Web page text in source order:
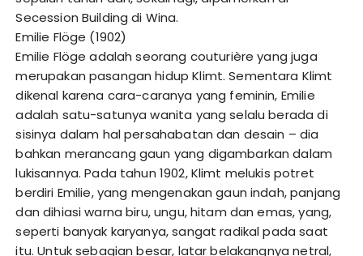
Secession Building di Wina.
Emilie Flöge (1902)
Emilie Flöge adalah seorang couturière yang juga
merupakan pasangan hidup Klimt. Sementara Klimt
dikenal karena cara-caranya yang feminin, Emilie
adalah satu-satunya wanita yang selalu berada di
sisinya dalam hal persahabatan dan desain – dia
bahkan merancang gaun yang digambarkan dalam
lukisannya. Pada tahun 1902, Klimt melukis potret
berdiri Emilie, yang mengenakan gaun indah, panjang
dan dihiasi warna biru, ungu, hitam dan emas, yang,
seperti banyak karyanya, sangat radikal pada saat
itu. Untuk sebagian besar, latar belakangnya netral,